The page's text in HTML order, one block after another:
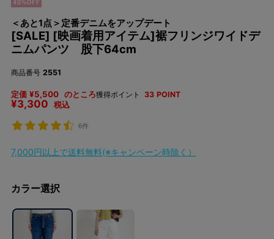
＜あと1点＞定番デニムをアップデート
[SALE] [映画着用アイテム]裾フリンジワイドデ
ニムパンツ 股下64cm
商品番号 2551
定価 ¥5,500 のところ
¥3,300 税込
獲得ポイント 33 POINT
6件
7,000円以上で送料無料(※キャンペーン時除く）
カラー選択